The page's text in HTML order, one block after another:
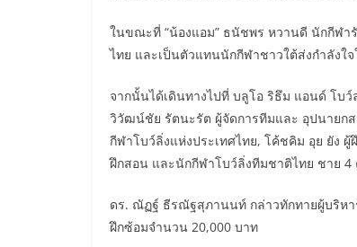
ในขณะที่ “น้องแอม” ธนัชพร หวานดี นักกีฬ
ไทย และเป็นตัวแทนนักกีฬาชาวใต้ส่งกำลัง
จากนั้นได้เดินทางไปที่ บลูโอ ริธึม แอนด์ โบ
วิวัฒน์ชัย รัตนะรัต ผู้จัดการทีมและ อุปนายกส
กีฬาโบว์ลิ่งแห่งประเทศไทย, โค้ชคิม อุย ยัง
ฝึกสอน และนักกีฬาโบว์ลิ่งทีมชาติไทย ชาย
ดร. ณัฏฐ์ ธีรณัฐสุภานนท์ กล่าวทักทายผู้บริห
ฝึกซ้อมจำนวน 20,000 บาท